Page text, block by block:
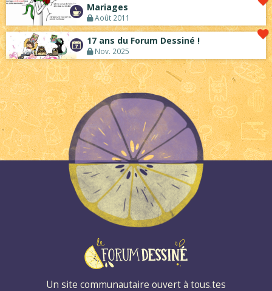
Mariages
Août 2011
17 ans du Forum Dessiné !
Nov. 2025
Un site communautaire ouvert à tous.tes